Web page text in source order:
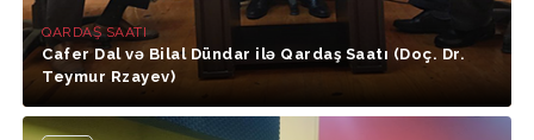
QARDAŞ SAATI
Cafer Dal və Bilal Dündar ilə Qardaş Saatı (Doç. Dr.
Teymur Rzayev)